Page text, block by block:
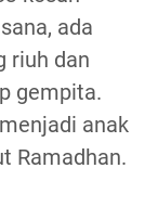
ada
riuh dan
gempita.
anak
Ramadhan.